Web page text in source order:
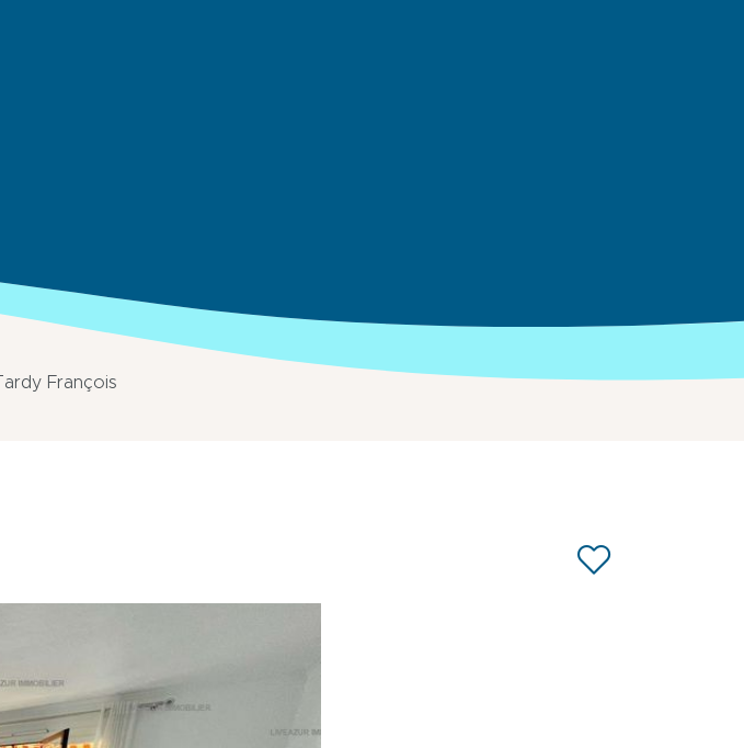
Tardy François